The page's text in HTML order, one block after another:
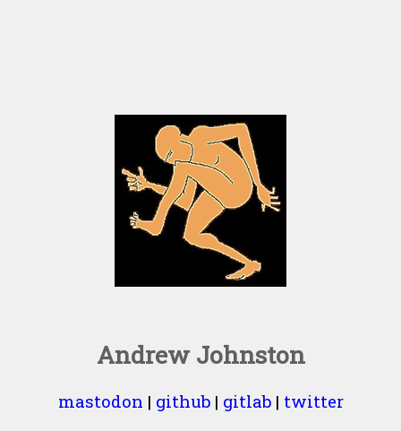
Andrew Johnston
mastodon | github| gitlab| twitter